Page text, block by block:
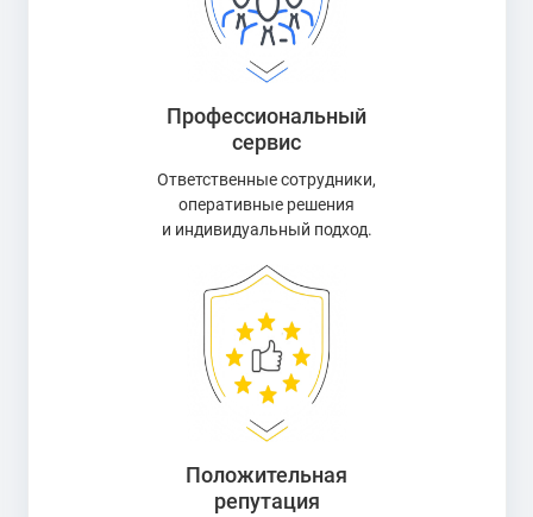
Профессиональный
сервис
Ответственные сотрудники,
оперативные решения
и индивидуальный подход.
Положительная
репутация